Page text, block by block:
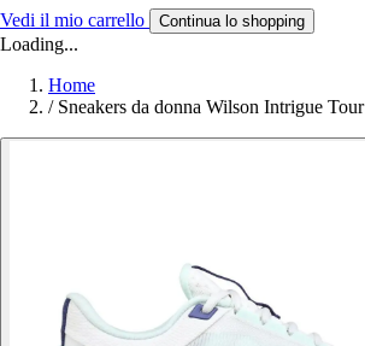
Vedi il mio carrello Continua lo shopping
Loading...
Home
/ Sneakers da donna Wilson Intrigue Tour